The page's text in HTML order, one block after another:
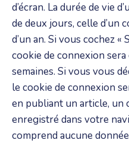
d’écran. La durée de vie
de deux jours, celle d’un
d’un an. Si vous cochez
cookie de connexion
semaines. Si vous vous
le cookie de connexion
en publiant un article, un
enregistré dans votre
comprend aucune